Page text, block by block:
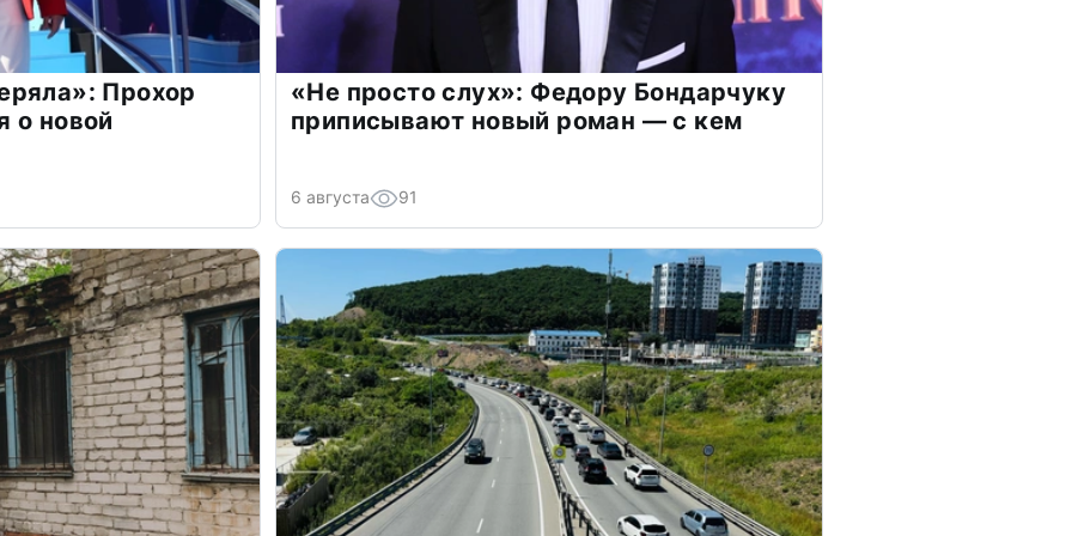
Прохор
о новой
«Не просто слух»: Федору Бондарчуку
приписывают новый роман — с кем
6 августа 91